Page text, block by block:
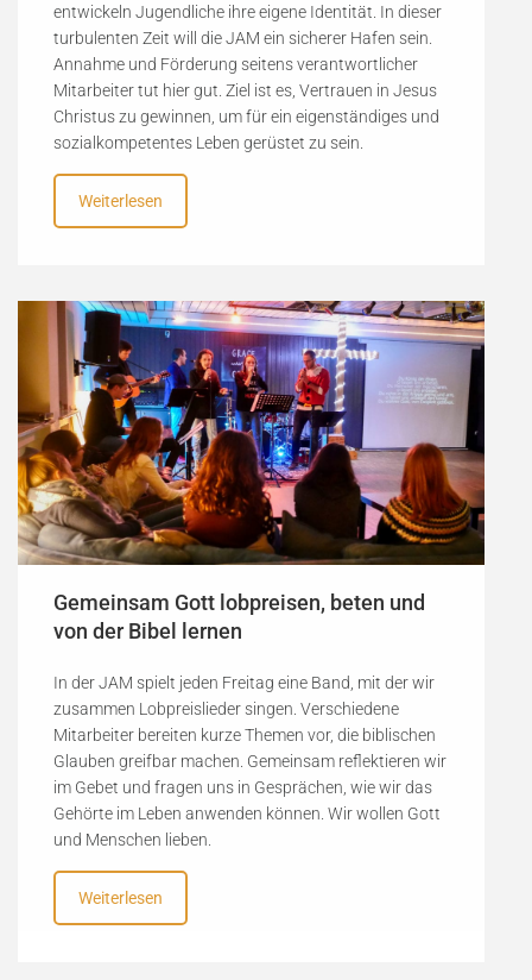
entwickeln Jugendliche ihre eigene Identität. In dieser
turbulenten Zeit will die JAM ein sicherer Hafen sein.
Annahme und Förderung seitens verantwortlicher
Mitarbeiter tut hier gut. Ziel ist es, Vertrauen in Jesus
Christus zu gewinnen, um für ein eigenständiges und
sozialkompetentes Leben gerüstet zu sein.
Weiterlesen
Gemeinsam Gott lobpreisen, beten und
von der Bibel lernen
In der JAM spielt jeden Freitag eine Band, mit der wir
zusammen Lobpreislieder singen. Verschiedene
Mitarbeiter bereiten kurze Themen vor, die biblischen
Glauben greifbar machen. Gemeinsam reflektieren wir
im Gebet und fragen uns in Gesprächen, wie wir das
Gehörte im Leben anwenden können. Wir wollen Gott
und Menschen lieben.
Weiterlesen